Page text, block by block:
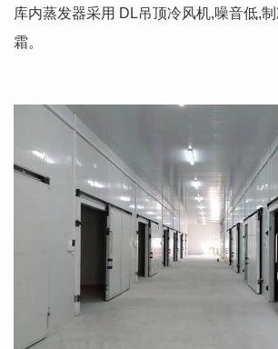
库内蒸发器采用 DL吊顶冷风机,噪音低,
霜。